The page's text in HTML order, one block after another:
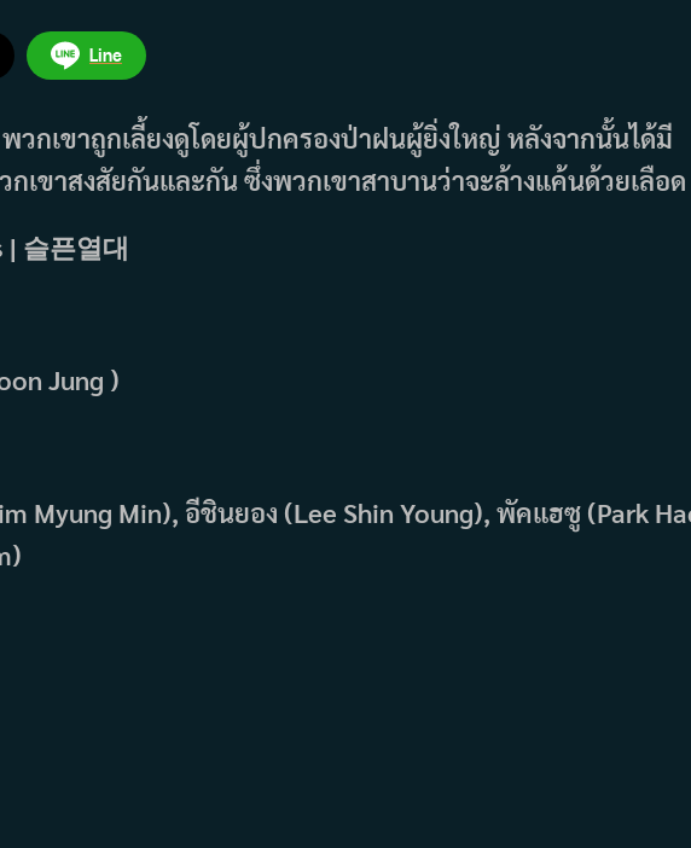
Line
พวกเขาถูกเลี้ยงดูโดยผู้ปกครองป่าฝนผู้ยิ่งใหญ่ หลังจากนั้นได้มี
เขาสงสัยกันและกัน ซึ่งพวกเขาสาบานว่าจะล้างแค้นด้วยเลือด
| 슬픈열대
Jung )
Myung Min), อีชินยอง (Lee Shin Young), พัคแฮซู (Park